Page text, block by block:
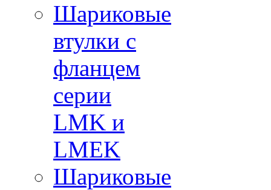
Шариковые
втулки с
фланцем
серии
LMK и
LMEK
Шариковые